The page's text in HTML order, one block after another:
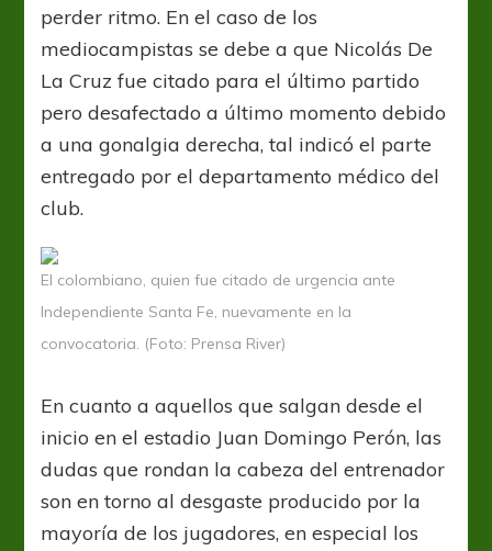
perder ritmo. En el caso de los
mediocampistas se debe a que Nicolás De
La Cruz fue citado para el último partido
pero desafectado a último momento debido
a una gonalgia derecha, tal indicó el parte
entregado por el departamento médico del
club.
El colombiano, quien fue citado de urgencia ante
Independiente Santa Fe, nuevamente en la
convocatoria. (Foto: Prensa River)
En cuanto a aquellos que salgan desde el
inicio en el estadio Juan Domingo Perón, las
dudas que rondan la cabeza del entrenador
son en torno al desgaste producido por la
mayoría de los jugadores, en especial los